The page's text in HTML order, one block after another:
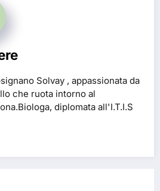
Solvay , appassionata da
che ruota intorno al
diplomata all'I.T.I.S